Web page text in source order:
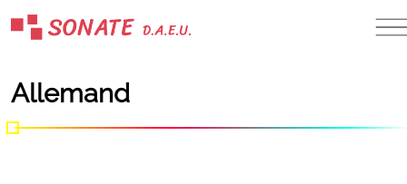
Skip
to
Allemand